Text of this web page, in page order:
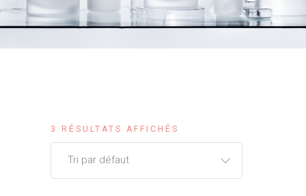
3 RÉSULTATS AFFICHÉS
Tri par défaut